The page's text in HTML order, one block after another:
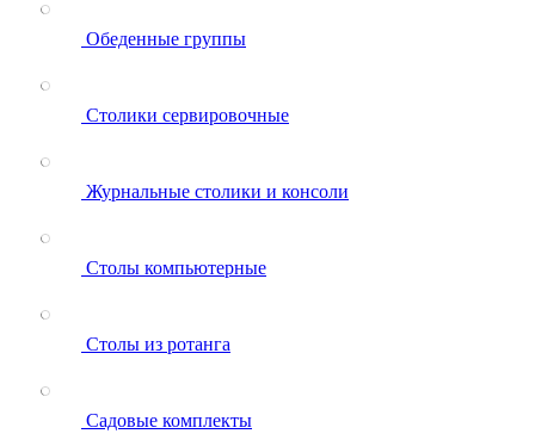
Обеденные группы
Столики сервировочные
Журнальные столики и консоли
Столы компьютерные
Столы из ротанга
Садовые комплекты